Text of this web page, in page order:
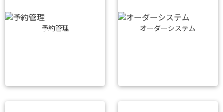
予約管理 オーダーシステム